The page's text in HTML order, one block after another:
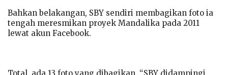
Bahkan belakangan, SBY sendiri membagikan foto ia
tengah meresmikan proyek Mandalika pada 2011
lewat akun Facebook.